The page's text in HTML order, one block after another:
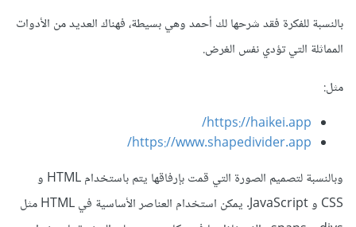
بالنسبة للفكرة فقد شرحها لك أحمد وهي بسيطة، فهناك العديد من الأدوات
المماثلة التي تؤدي نفس الغرض.
مثل:
https://haikei.app/
https://www.shapedivider.app/
وبالنسبة لتصميم الصورة التي قمت بإرفاقها يتم باستخدام HTML و
CSS و JavaScript. يمكن استخدام العناصر الأساسية في HTML مثل